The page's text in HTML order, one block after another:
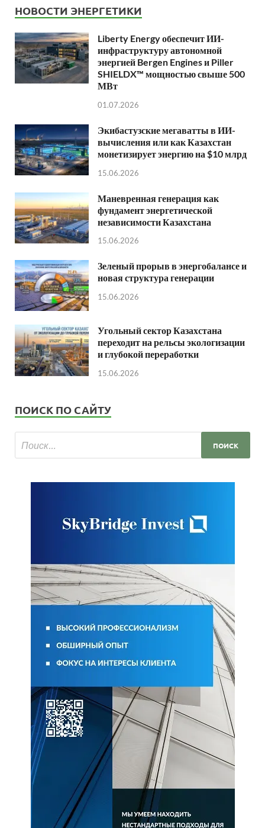
НОВОСТИ ЭНЕРГЕТИКИ
Liberty Energy обеспечит ИИ-
инфраструктуру автономной
энергией Bergen Engines и Piller
SHIELDX™ мощностью свыше 500
МВт
01.07.2026
Экибастузские мегаватты в ИИ-
вычисления или как Казахстан
монетизирует энергию на $10 млрд
15.06.2026
Маневренная генерация как
фундамент энергетической
независимости Казахстана
15.06.2026
Зеленый прорыв в энергобалансе и
новая структура генерации
15.06.2026
Угольный сектор Казахстана
переходит на рельсы экологизации
и глубокой переработки
15.06.2026
ПОИСК ПО САЙТУ